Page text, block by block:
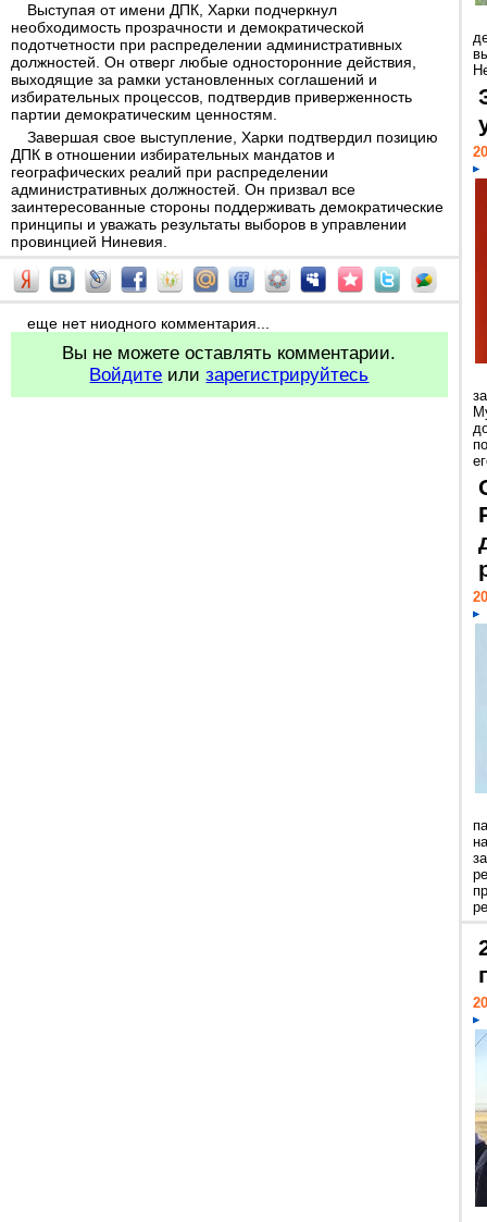
Выступая от имени ДПК, Харки подчеркнул
необходимость прозрачности и демократической
подотчетности при распределении административных
должностей. Он отверг любые односторонние действия,
выходящие за рамки установленных соглашений и
избирательных процессов, подтвердив приверженность
партии демократическим ценностям.
Завершая свое выступление, Харки подтвердил позицию
ДПК в отношении избирательных мандатов и
географических реалий при распределении
административных должностей. Он призвал все
заинтересованные стороны поддерживать демократические
принципы и уважать результаты выборов в управлении
провинцией Ниневия.
еще нет ниодного комментария...
Вы не можете оставлять комментарии.
Войдите илизарегистрируйтесь